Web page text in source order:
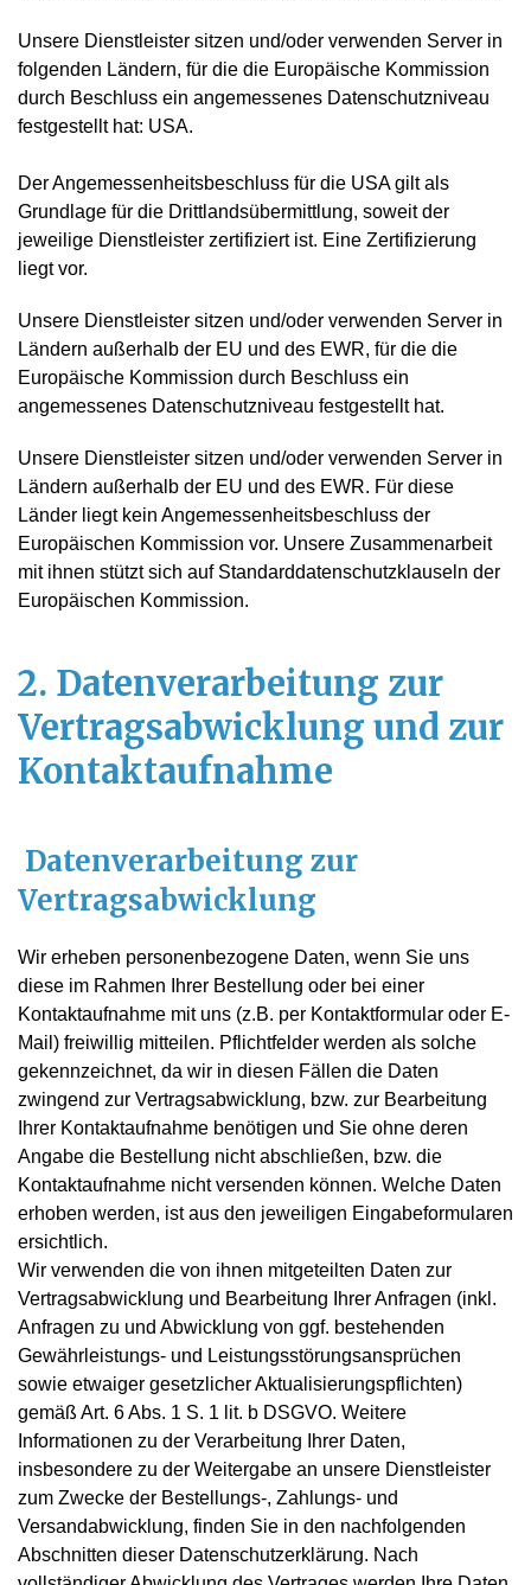
Unsere Dienstleister sitzen und/oder verwenden Server in
folgenden Ländern, für die die Europäische Kommission
durch Beschluss ein angemessenes Datenschutzniveau
festgestellt hat: USA.
Der Angemessenheitsbeschluss für die USA gilt als
Grundlage für die Drittlandsübermittlung, soweit der
jeweilige Dienstleister zertifiziert ist. Eine Zertifizierung
liegt vor.
Unsere Dienstleister sitzen und/oder verwenden Server in
Ländern außerhalb der EU und des EWR, für die die
Europäische Kommission durch Beschluss ein
angemessenes Datenschutzniveau festgestellt hat.
Unsere Dienstleister sitzen und/oder verwenden Server in
Ländern außerhalb der EU und des EWR. Für diese
Länder liegt kein Angemessenheitsbeschluss der
Europäischen Kommission vor. Unsere Zusammenarbeit
mit ihnen stützt sich auf Standarddatenschutzklauseln der
Europäischen Kommission.
2. Datenverarbeitung zur
Vertragsabwicklung und zur
Kontaktaufnahme
Datenverarbeitung zur
Vertragsabwicklung
Wir erheben personenbezogene Daten, wenn Sie uns
diese im Rahmen Ihrer Bestellung oder bei einer
Kontaktaufnahme mit uns (z.B. per Kontaktformular oder E-
Mail) freiwillig mitteilen. Pflichtfelder werden als solche
gekennzeichnet, da wir in diesen Fällen die Daten
zwingend zur Vertragsabwicklung, bzw. zur Bearbeitung
Ihrer Kontaktaufnahme benötigen und Sie ohne deren
Angabe die Bestellung nicht abschließen, bzw. die
Kontaktaufnahme nicht versenden können. Welche Daten
erhoben werden, ist aus den jeweiligen Eingabeformularen
ersichtlich.
Wir verwenden die von ihnen mitgeteilten Daten zur
Vertragsabwicklung und Bearbeitung Ihrer Anfragen (inkl.
Anfragen zu und Abwicklung von ggf. bestehenden
Gewährleistungs- und Leistungsstörungsansprüchen
sowie etwaiger gesetzlicher Aktualisierungspflichten)
gemäß Art. 6 Abs. 1 S. 1 lit. b DSGVO. Weitere
Informationen zu der Verarbeitung Ihrer Daten,
insbesondere zu der Weitergabe an unsere Dienstleister
zum Zwecke der Bestellungs-, Zahlungs- und
Versandabwicklung, finden Sie in den nachfolgenden
Abschnitten dieser Datenschutzerklärung. Nach